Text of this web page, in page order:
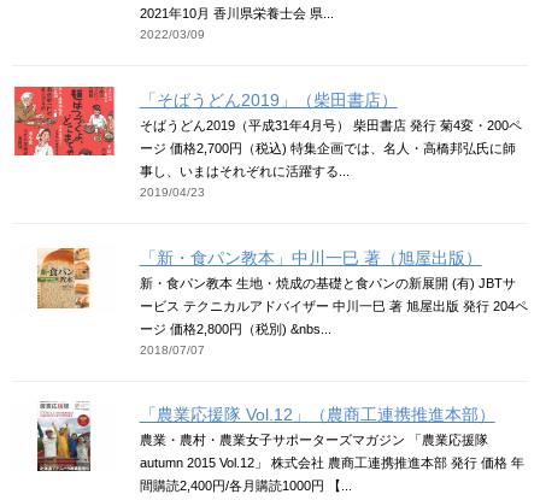
2021年10月 香川県栄養士会 県...
2022/03/09
「そばうどん2019」（柴田書店）
そばうどん2019（平成31年4月号） 柴田書店 発行 菊4変・200ペ
ージ 価格2,700円（税込) 特集企画では、名人・高橋邦弘氏に師
事し、いまはそれぞれに活躍する...
2019/04/23
「新・食パン教本」中川一巳 著（旭屋出版）
新・食パン教本 生地・焼成の基礎と食パンの新展開 (有) JBTサ
ービス テクニカルアドバイザー 中川一巳 著 旭屋出版 発行 204ペ
ージ 価格2,800円（税別) &nbs...
2018/07/07
「農業応援隊 Vol.12」（農商工連携推進本部）
農業・農村・農業女子サポーターズマガジン 「農業応援隊
autumn 2015 Vol.12」 株式会社 農商工連携推進本部 発行 価格 年
間購読2,400円/各月購読1000円 【...